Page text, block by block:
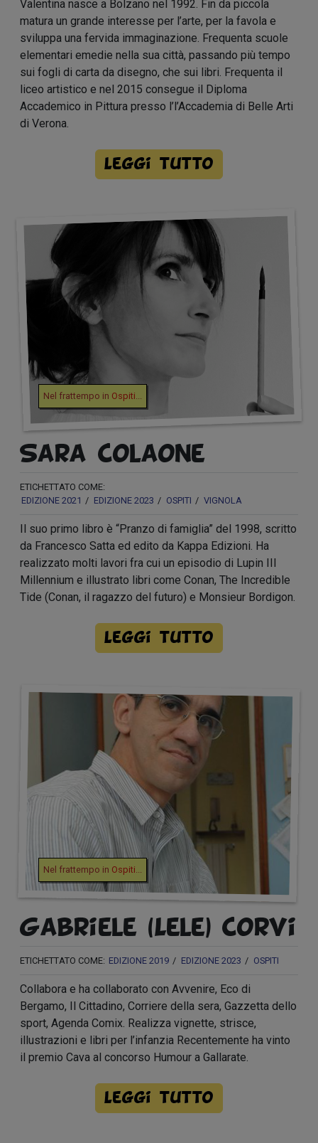
Valentina nasce a Bolzano nel 1992. Fin da piccola
matura un grande interesse per l’arte, per la favola e
sviluppa una fervida immaginazione. Frequenta scuole
elementari emedie nella sua città, passando più tempo
sui fogli di carta da disegno, che sui libri. Frequenta il
liceo artistico e nel 2015 consegue il Diploma
Accademico in Pittura presso l’l’Accademia di Belle Arti
di Verona.
Leggi tutto
Nel frattempo in Ospiti...
Sara Colaone
ETICHETTATO COME:
EDIZIONE 2021
EDIZIONE 2023 OSPITI VIGNOLA
Il suo primo libro è “Pranzo di famiglia” del 1998, scritto
da Francesco Satta ed edito da Kappa Edizioni. Ha
realizzato molti lavori fra cui un episodio di Lupin III
Millennium e illustrato libri come Conan, The Incredible
Tide (Conan, il ragazzo del futuro) e Monsieur Bordigon.
Leggi tutto
Nel frattempo in Ospiti...
Gabriele (Lele) Corvi
ETICHETTATO COME: EDIZIONE 2019 EDIZIONE 2023 OSPITI
Collabora e ha collaborato con Avvenire, Eco di
Bergamo, Il Cittadino, Corriere della sera, Gazzetta dello
sport, Agenda Comix. Realizza vignette, strisce,
illustrazioni e libri per l’infanzia Recentemente ha vinto
il premio Cava al concorso Humour a Gallarate.
Leggi tutto